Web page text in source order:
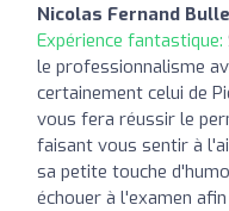
Nicolas Fernand
Expérience fantastique:
le professionnalisme
certainement celui de
vous fera réussir le
faisant vous sentir à
sa petite touche
échouer à l'examen